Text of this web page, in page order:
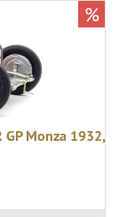
GP Monza 1932,
%